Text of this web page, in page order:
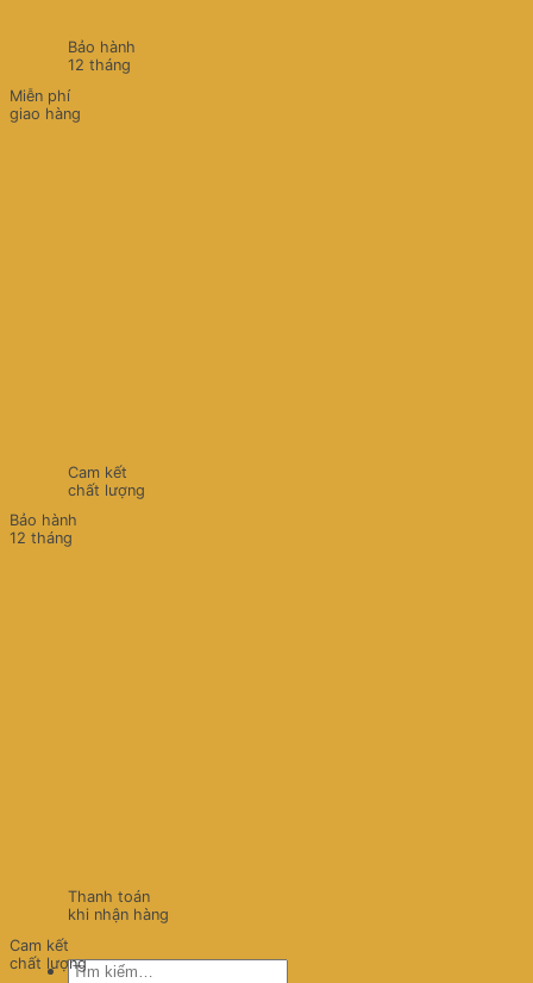
Bảo hành
12 tháng
Cam kết
chất lượng
Thanh toán
khi nhận hàng
Tìm
Miễn phí
giao hàng
Bảo hành
12 tháng
Cam kết
chất lượng